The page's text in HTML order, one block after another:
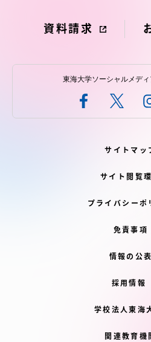
資料請求
東海大学ソーシャルメデ
サイトマッ
サイト閲覧
プライバシーポ
免責事項
情報の公表
採用情報
学校法人東海
関連教育機